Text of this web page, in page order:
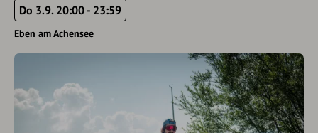
Do 3.9. 20:00 - 23:59
Eben am Achensee